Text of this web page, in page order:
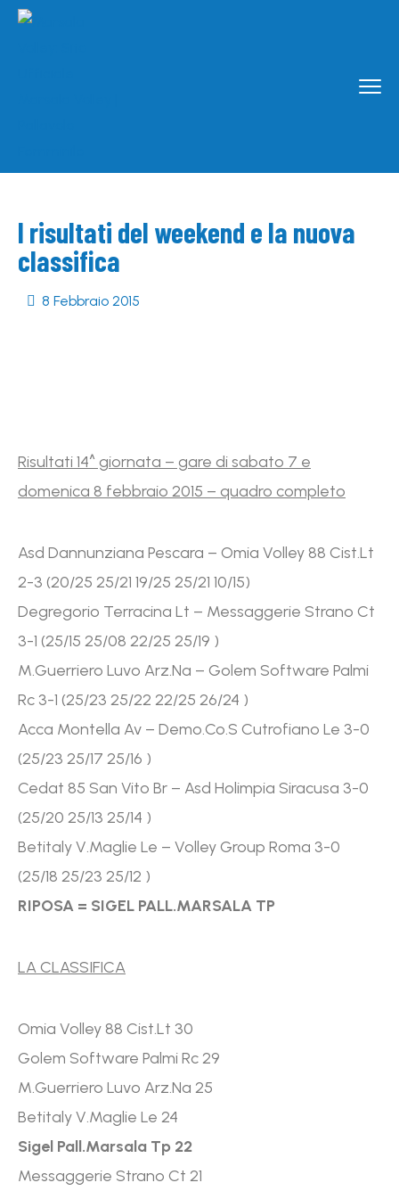
I risultati del weekend e la nuova
classifica
8 Febbraio 2015
Risultati 14^ giornata – gare di sabato 7 e
domenica 8 febbraio 2015 – quadro completo
Asd Dannunziana Pescara – Omia Volley 88 Cist.Lt
2-3 (20/25 25/21 19/25 25/21 10/15)
Degregorio Terracina Lt – Messaggerie Strano Ct
3-1 (25/15 25/08 22/25 25/19 )
M.Guerriero Luvo Arz.Na – Golem Software Palmi
Rc 3-1 (25/23 25/22 22/25 26/24 )
Acca Montella Av – Demo.Co.S Cutrofiano Le 3-0
(25/23 25/17 25/16 )
Cedat 85 San Vito Br – Asd Holimpia Siracusa 3-0
(25/20 25/13 25/14 )
Betitaly V.Maglie Le – Volley Group Roma 3-0
(25/18 25/23 25/12 )
RIPOSA = SIGEL PALL.MARSALA TP
LA CLASSIFICA
Omia Volley 88 Cist.Lt 30
Golem Software Palmi Rc 29
M.Guerriero Luvo Arz.Na 25
Betitaly V.Maglie Le 24
Sigel Pall.Marsala Tp 22
Messaggerie Strano Ct 21